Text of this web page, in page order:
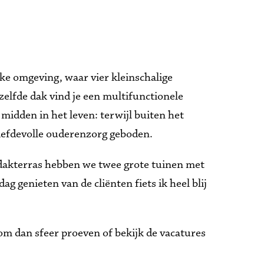
omgeving, waar vier kleinschalige
dak vind je een multifunctionele
midden in het leven: terwijl buiten het
ouderenzorg geboden.
hebben we twee grote tuinen met
genieten van de cliënten fiets ik heel blij
dan sfeer proeven of bekijk de vacatures